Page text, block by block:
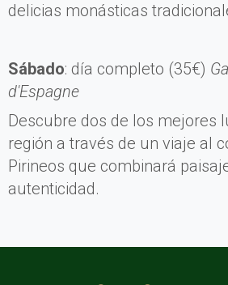
delicias monásticas
Sábado: día completo (35€)
d'Espagne
Descubre dos de los mejores
región a través de un viaje al
Pirineos que combinará
autenticidad.